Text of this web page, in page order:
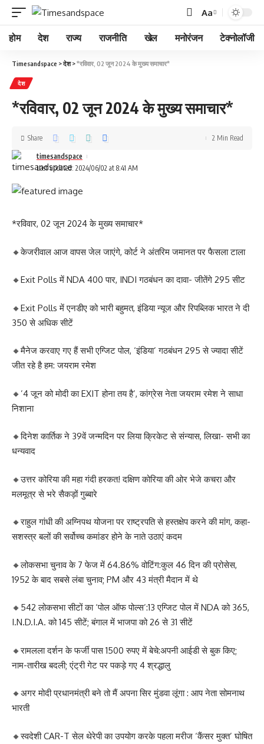
Aa
होम देश राज्य राजनीति खेल मनोरंजन टेक्नोलॉजी
Timesandspace >देश>*रविवार, 02 जून 2024 के मुख्य समाचार*
देश
*रविवार, 02 जून 2024 के मुख्य समाचार*
Last updated: 2024/06/02 at 8:41 AM
timesandspace
Share 2 Min Read
*रविवार, 02 जून 2024 के मुख्य समाचार*
🔸केजरीवाल आज वापस जेल जाएंगे, कोर्ट ने अंतरिम जमानत पर फैसला टाला
🔸Exit Polls में NDA 400 पार, INDI गठबंधन का दावा- जीतेंगे 295 सीट
🔸Exit Polls में एनडीए को भारी बहुमत, इंडिया न्यूज और रिपब्लिक भारत ने दी
350 से अधिक सीटें
🔸मैनेज करवाए गए हैं सभी एग्जिट पोल, ‘इंडिया’ गठबंधन 295 से ज्यादा सीटें
जीत रहे है हम: जयराम रमेश
🔸’4 जून को मोदी का EXIT होना तय है’, कांग्रेस नेता जयराम रमेश ने साधा
निशाना
🔸दिनेश कार्तिक ने 39वें जन्मदिन पर लिया क्रिकेट से संन्यास, लिखा- सभी का
धन्यवाद
🔸उत्तर कोरिया की महा गंदी हरकत! दक्षिण कोरिया की ओर भेजे कचरा और
मलमूत्र से भरे सैकड़ों गुब्बारे
🔸राहुल गांधी की अग्निपथ योजना पर राष्ट्रपति से हस्तक्षेप करने की मांग, कहा-
सशस्त्र बलों की सर्वोच्च कमांडर होने के नाते उठाएं कदम
🔸लोकसभा चुनाव के 7 फेज में 64.86% वोटिंग:कुल 46 दिन की प्रोसेस,
1952 के बाद सबसे लंबा चुनाव; PM और 43 मंत्री मैदान में थे
🔸542 लोकसभा सीटों का ‘पोल ऑफ पोल्स’:13 एग्जिट पोल में NDA को 365,
I.N.D.I.A. को 145 सीटें; बंगाल में भाजपा को 26 से 31 सीटें
🔸रामलला दर्शन के फर्जी पास 1500 रुपए में बेचे:अपनी आईडी से बुक किए;
नाम-तारीख बदली; एंट्री गेट पर पकड़े गए 4 श्र‌द्धालु
🔸अगर मोदी प्रधानमंत्री बने तो मैं अपना सिर मुंडवा लूंगा : आप नेता सोमनाथ
भारती
🔸स्वदेशी CAR-T सेल थेरेपी का उपयोग करके पहला मरीज ‘कैंसर मुक्त’ घोषित